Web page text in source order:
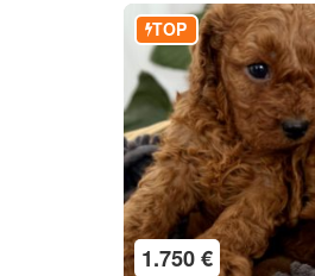
1.750 €
TOP